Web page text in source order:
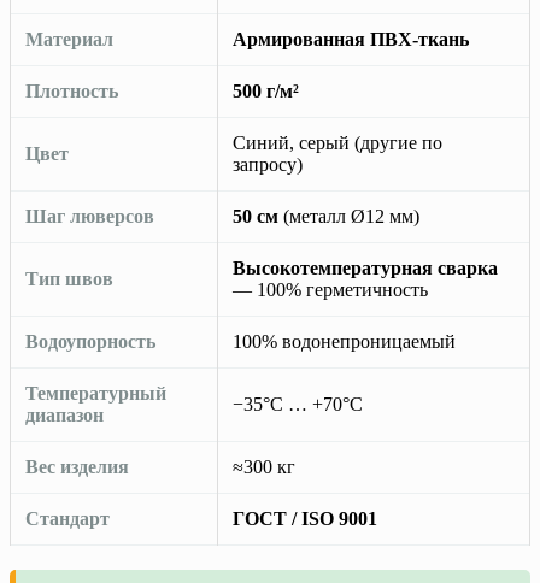
Материал Армированная ПВХ-ткань
Плотность 500 г/м²
Цвет
Синий, серый (другие по
запросу)
Шаг люверсов 50 см (металл Ø12 мм)
Тип швов
Высокотемпературная сварка
— 100% герметичность
Водоупорность 100% водонепроницаемый
Температурный
диапазон
−35°C … +70°C
Вес изделия ≈300 кг
Стандарт ГОСТ / ISO 9001